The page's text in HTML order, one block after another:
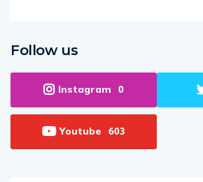
Follow us
Instagram 0
Youtube 603